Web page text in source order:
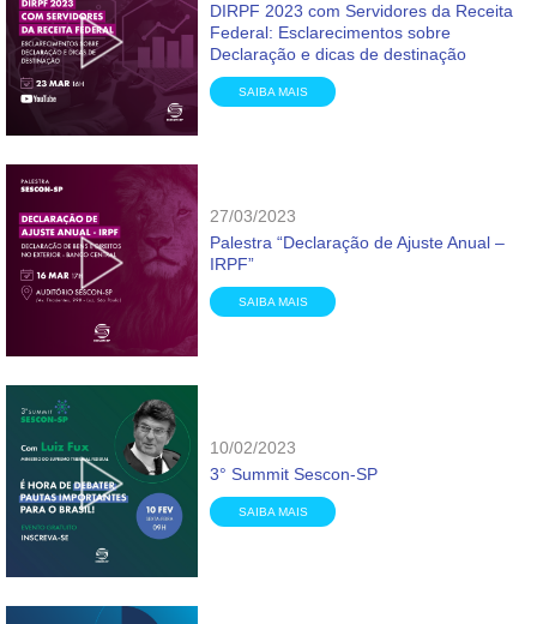
DIRPF 2023 com Servidores da Receita
Federal: Esclarecimentos sobre
Declaração e dicas de destinação
SAIBA MAIS
27/03/2023
Palestra “Declaração de Ajuste Anual –
IRPF”
SAIBA MAIS
10/02/2023
3° Summit Sescon-SP
SAIBA MAIS